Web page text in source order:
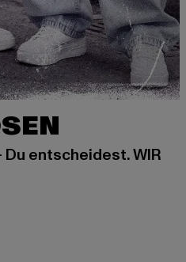
entscheidest. WIR